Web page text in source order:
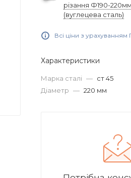
різання Ф190-220мм
(вуглецева сталь)
Всі ціни з урахуванням
Характеристики
Марка сталі — ст 45
Діаметр — 220 мм